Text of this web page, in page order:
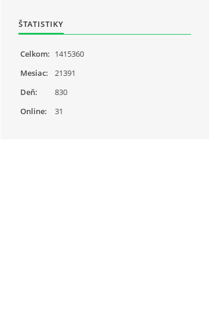
ŠTATISTIKY
Online: 31
Celkom: 1415360
Mesiac:
21391
Deň:
830